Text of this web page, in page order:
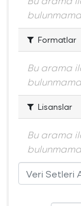
Formatlar
Bu arama
Lisanslar
Bu arama